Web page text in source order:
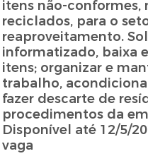
itens não-conformes,
reciclados, para o
reaproveitamento.
informatizado, baixa
itens; organizar e
trabalho,
fazer descarte de
procedimentos da
Disponível até 12/5/
vaga